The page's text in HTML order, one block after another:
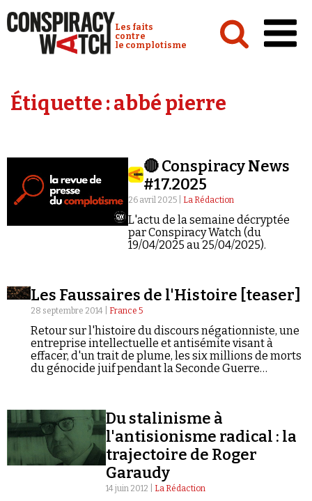
Conspiracy Watch :
Les faits
contre
le complotisme
Analyses
Vidéos
Émissions
Revues de presse
Newsletter
Faire un don
Étiquette :abbé pierre
🔴 Conspiracy News
#17.2025
26 avril 2025 | La Rédaction
L'actu de la semaine décryptée
par Conspiracy Watch (du
19/04/2025 au 25/04/2025).
Les Faussaires de l'Histoire [teaser]
28 septembre 2014 | France 5
Retour sur l'histoire du discours négationniste, une
entreprise intellectuelle et antisémite visant à
effacer, d'un trait de plume, les six millions de morts
du génocide juif pendant la Seconde Guerre
nostalgiques du nazisme et de la collaboration. Dans
les années 70, sous l'influence d'une extrême-
gauche « antisioniste », le négationnisme subit une
certaine réorientation, qui s'étend ensuite jusqu'à la
fin des années 90 vers le monde arabo-musulman,
portée par la star déchue du parti communiste
Roger Garaudy.
Du stalinisme à
l'antisionisme radical : la
trajectoire de Roger
Garaudy
14 juin 2012 | La Rédaction